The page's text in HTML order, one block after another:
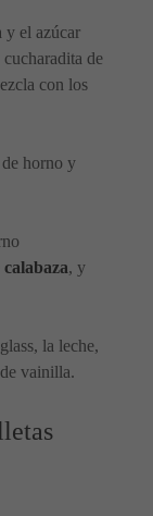
y el azúcar
de
con los
de horno y
calabaza, y
la leche,
vainilla.